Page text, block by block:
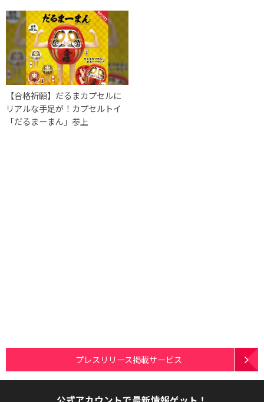
【合格祈願】だるまカプセルに
リアルな手足が！カプセルトイ
「だるまーまん」参上
プレスリリース掲載サービス